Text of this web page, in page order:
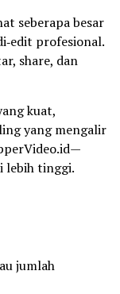
seberapa besar
profesional.
share, dan
kuat,
yang mengalir
lebih tinggi.
jumlah